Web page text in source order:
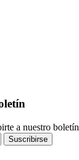
a nuestro boletín
Suscribirse